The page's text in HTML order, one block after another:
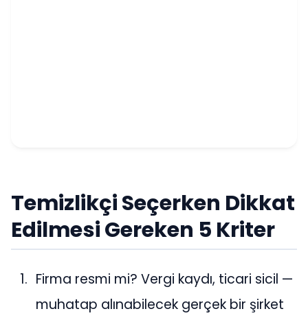
Temizlikçi Seçerken Dikkat
Edilmesi Gereken 5 Kriter
Firma resmi mi? Vergi kaydı, ticari sicil —
muhatap alınabilecek gerçek bir şirket